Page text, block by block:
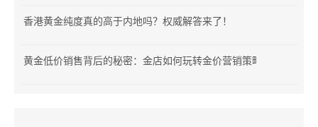
香港黄金纯度真的高于内地吗？权威解答来了！
黄金低价销售背后的秘密：金店如何玩转金价营销策略？